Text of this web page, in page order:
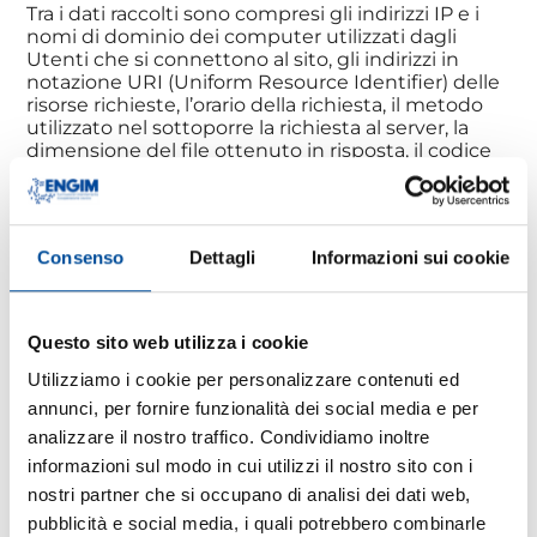
Consenso Dettagli Informazioni sui cookie
Questo sito web utilizza i cookie
Utilizziamo i cookie per personalizzare contenuti ed
annunci, per fornire funzionalità dei social media e per
analizzare il nostro traffico. Condividiamo inoltre
informazioni sul modo in cui utilizzi il nostro sito con i
nostri partner che si occupano di analisi dei dati web,
pubblicità e social media, i quali potrebbero combinarle
Tra i dati raccolti sono compresi gli indirizzi IP e i
nomi di dominio dei computer utilizzati dagli
Utenti che si connettono al sito, gli indirizzi in
notazione URI (Uniform Resource Identifier) delle
risorse richieste, l’orario della richiesta, il metodo
utilizzato nel sottoporre la richiesta al server, la
dimensione del file ottenuto in risposta, il codice
numerico indicante lo stato della risposta data dal
server (buon fine, errore, ecc.) ed altri parametri
riguardanti il sistema operativo e l’ambiente
per controllarne il regolare funzionamento.
Dati forniti volontariamente dall’utente
L’invio volontario ed esplicito di posta elettronica
di questo sito, la compilazione dei “form”
(maschere) specificamente predisposti o
mediante iscrizione alle nostre newsletter